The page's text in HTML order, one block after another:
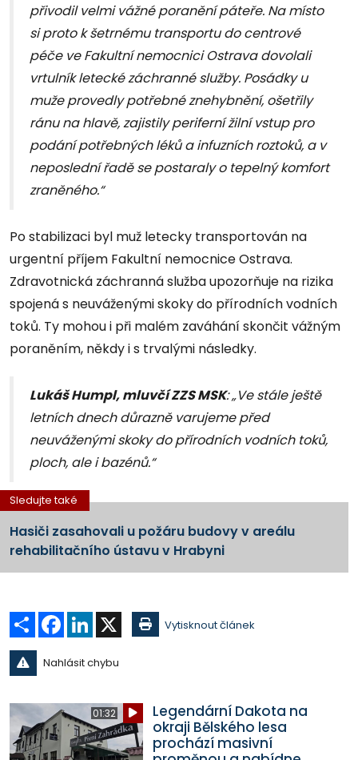
přivodil velmi vážné poranění páteře. Na místo
si proto k šetrnému transportu do centrové
péče ve Fakultní nemocnici Ostrava dovolali
vrtulník letecké záchranné služby. Posádky u
muže provedly potřebné znehybnění, ošetřily
ránu na hlavě, zajistily periferní žilní vstup pro
podání potřebných léků a infuzních roztoků, a v
neposlední řadě se postaraly o tepelný komfort
zraněného.“
Po stabilizaci byl muž letecky transportován na
urgentní příjem Fakultní nemocnice Ostrava.
Zdravotnická záchranná služba upozorňuje na rizika
spojená s neuváženými skoky do přírodních vodních
toků. Ty mohou i při malém zaváhání skončit vážným
poraněním, někdy i s trvalými následky.
Lukáš Humpl, mluvčí ZZS MSK: „Ve stále ještě
letních dnech důrazně varujeme před
neuváženými skoky do přírodních vodních toků,
ploch, ale i bazénů.“
Sledujte také
Hasiči zasahovali u požáru budovy v areálu
rehabilitačního ústavu v Hrabyni
Sdílet Facebook
LinkedIn Vytisknout článek
Nahlásit chybu
01:32
Legendární Dakota na
okraji Bělského lesa
prochází masivní